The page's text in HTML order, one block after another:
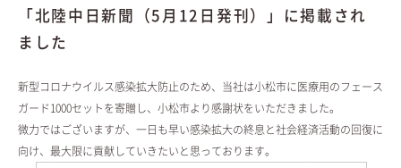
「北陸中日新聞（5月12日発刊）」に掲載され
ました
新型コロナウイルス感染拡大防止のため、当社は小松市に医療用のフェース
ガード1000セットを寄贈し、小松市より感謝状をいただきました。
微力ではございますが、一日も早い感染拡大の終息と社会経済活動の回復に
向け、最大限に貢献していきたいと思っております。